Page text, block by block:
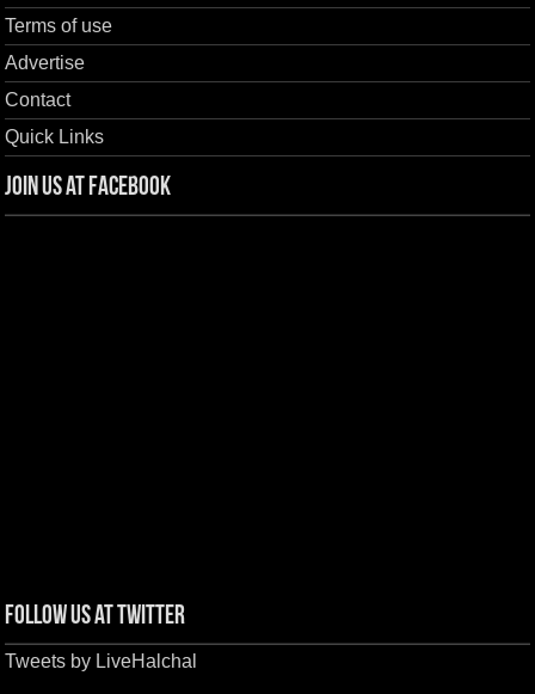
Terms of use
Advertise
Contact
Quick Links
Join us at Facebook
Follow us at Twitter
Tweets by LiveHalchal